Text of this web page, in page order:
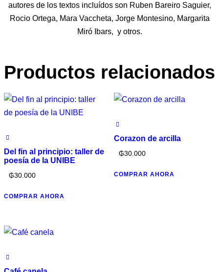
autores de los textos incluídos son Ruben Bareiro Saguier,
Rocio Ortega, Mara Vaccheta, Jorge Montesino, Margarita
Miró Ibars, y otros.
Productos relacionados
Del fin al principio: taller de
poesía de la UNIBE
₲30.000
COMPRAR AHORA
Corazon de arcilla
₲30.000
COMPRAR AHORA